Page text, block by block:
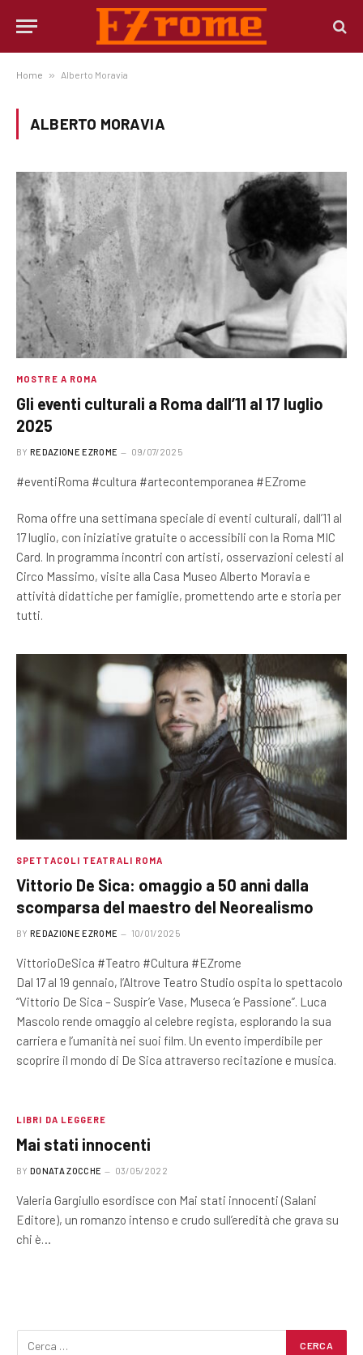
Home » Alberto Moravia
ALBERTO MORAVIA
MOSTRE A ROMA
Gli eventi culturali a Roma dall’11 al 17 luglio
2025
BY REDAZIONE EZROME 09/07/2025
#eventiRoma #cultura #artecontemporanea #EZrome
Roma offre una settimana speciale di eventi culturali, dall’11 al
17 luglio, con iniziative gratuite o accessibili con la Roma MIC
Card. In programma incontri con artisti, osservazioni celesti al
Circo Massimo, visite alla Casa Museo Alberto Moravia e
attività didattiche per famiglie, promettendo arte e storia per
tutti.
SPETTACOLI TEATRALI ROMA
Vittorio De Sica: omaggio a 50 anni dalla
scomparsa del maestro del Neorealismo
BY REDAZIONE EZROME 10/01/2025
VittorioDeSica #Teatro #Cultura #EZrome
Dal 17 al 19 gennaio, l’Altrove Teatro Studio ospita lo spettacolo
“Vittorio De Sica – Suspir’e Vase, Museca ‘e Passione”. Luca
Mascolo rende omaggio al celebre regista, esplorando la sua
carriera e l’umanità nei suoi film. Un evento imperdibile per
scoprire il mondo di De Sica attraverso recitazione e musica.
LIBRI DA LEGGERE
Mai stati innocenti
BY DONATA ZOCCHE 03/05/2022
Valeria Gargiullo esordisce con Mai stati innocenti (Salani
Editore), un romanzo intenso e crudo sull’eredità che grava su
chi è…